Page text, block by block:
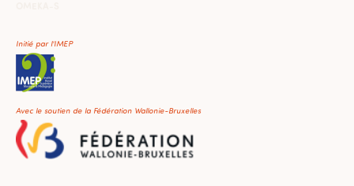
Initié par l'IMEP
Avec le soutien de la Fédération Wallonie-Bruxelles